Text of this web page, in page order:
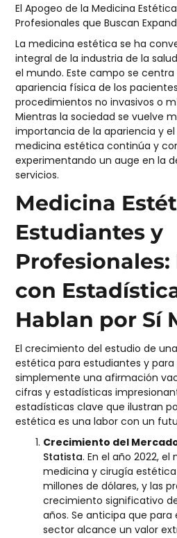
El Apogeo de la Medicina
Profesionales que Buscan
La medicina estética se ha
integral de la industria de la
el mundo. Este campo se
apariencia física de los
procedimientos no invasivos o
Mientras la sociedad se vuelve
importancia de la apariencia y
medicina estética continúa y
experimentando un auge en la
servicios.
Medicina
Estudiantes y
Profesionales:
con
Hablan por Sí
El crecimiento del estudio de
estética para estudiantes y para
simplemente una afirmación
cifras y estadísticas
estadísticas clave que ilustran
estética es una labor con un
Crecimiento del
Statista. En el año 2022,
medicina y cirugía
millones de dólares, y las
crecimiento significativo
años. Se anticipa que
sector alcance un valor